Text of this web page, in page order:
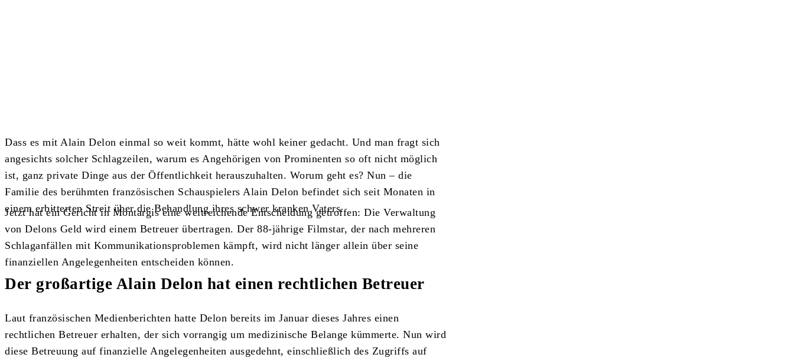
Dass es mit Alain Delon einmal so weit kommt, hätte wohl keiner gedacht. Und man fragt sich
angesichts solcher Schlagzeilen, warum es Angehörigen von Prominenten so oft nicht möglich
ist, ganz private Dinge aus der Öffentlichkeit herauszuhalten. Worum geht es? Nun – die
Familie des berühmten französischen Schauspielers Alain Delon befindet sich seit Monaten in
einem erbitterten Streit über die Behandlung ihres schwer kranken Vaters.
Jetzt hat ein Gericht in Montargis eine weitreichende Entscheidung getroffen: Die Verwaltung
von Delons Geld wird einem Betreuer übertragen. Der 88-jährige Filmstar, der nach mehreren
Schlaganfällen mit Kommunikationsproblemen kämpft, wird nicht länger allein über seine
finanziellen Angelegenheiten entscheiden können.
Der großartige Alain Delon hat einen rechtlichen Betreuer
Laut französischen Medienberichten hatte Delon bereits im Januar dieses Jahres einen
rechtlichen Betreuer erhalten, der sich vorrangig um medizinische Belange kümmerte. Nun wird
diese Betreuung auf finanzielle Angelegenheiten ausgedehnt, einschließlich des Zugriffs auf